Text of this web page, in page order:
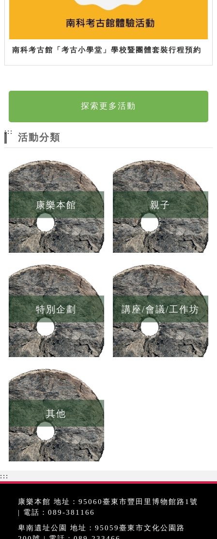
南科考古館「考古小學堂」學校暨團體套裝行程預約
探索更多活動
:::
活動分類
康樂本館 親子
特別企劃 講座/會議/工作坊
其他
:::
康樂本館 地址：95060臺東市豐田里博物館路1號
| 電話：089-381166
卑南遺址公園 地址：95059臺東市文化公園路